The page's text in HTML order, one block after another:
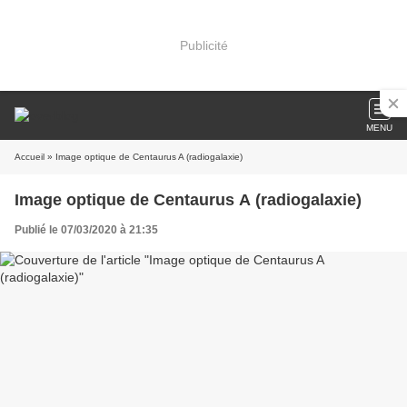
Publicité
MENU
Accueil » Image optique de Centaurus A (radiogalaxie)
Image optique de Centaurus A (radiogalaxie)
Publié le 07/03/2020 à 21:35